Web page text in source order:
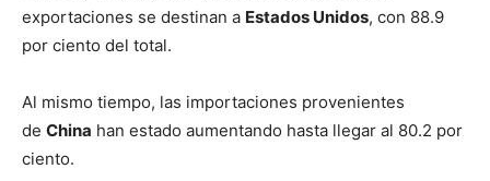
exportaciones se destinan a Estados Unidos, con 88.9
por ciento del total.
Al mismo tiempo, las importaciones provenientes
de China han estado aumentando hasta llegar al 80.2 por
ciento.